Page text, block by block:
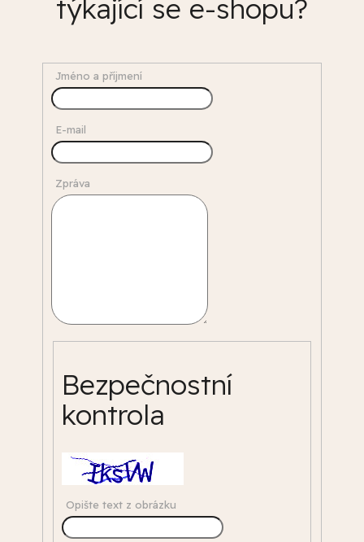
týkající se e-shopu?
Jméno a příjmení
E-mail
Zpráva
Bezpečnostní
kontrola
Opište text z obrázku